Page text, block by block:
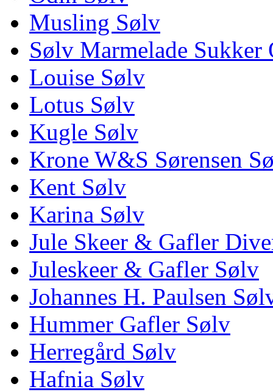
Musling Sølv
Sølv Marmelade Sukker
Louise Sølv
Lotus Sølv
Kugle Sølv
Krone W&S Sørensen
Kent Sølv
Karina Sølv
Jule Skeer & Gafler
Juleskeer & Gafler Sølv
Johannes H. Paulsen
Hummer Gafler Sølv
Herregård Sølv
Hafnia Sølv